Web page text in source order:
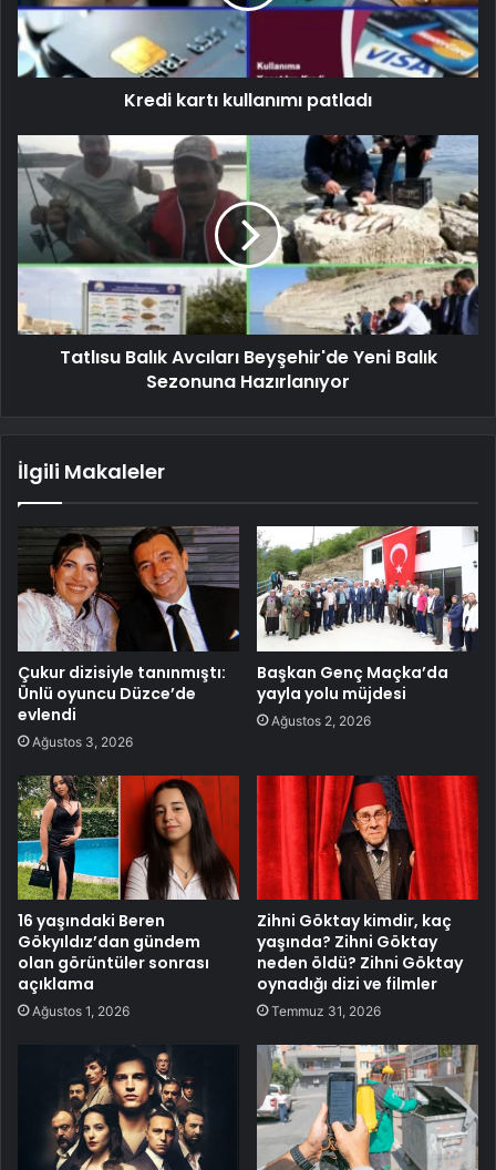
Kredi kartı kullanımı patladı
Tatlısu Balık Avcıları Beyşehir'de Yeni Balık
Sezonuna Hazırlanıyor
İlgili Makaleler
Çukur dizisiyle tanınmıştı:
Ünlü oyuncu Düzce’de
evlendi
Ağustos 3, 2026
Başkan Genç Maçka’da
yayla yolu müjdesi
Ağustos 2, 2026
16 yaşındaki Beren
Gökyıldız’dan gündem
olan görüntüler sonrası
açıklama
Ağustos 1, 2026
Zihni Göktay kimdir, kaç
yaşında? Zihni Göktay
neden öldü? Zihni Göktay
oynadığı dizi ve filmler
Temmuz 31, 2026